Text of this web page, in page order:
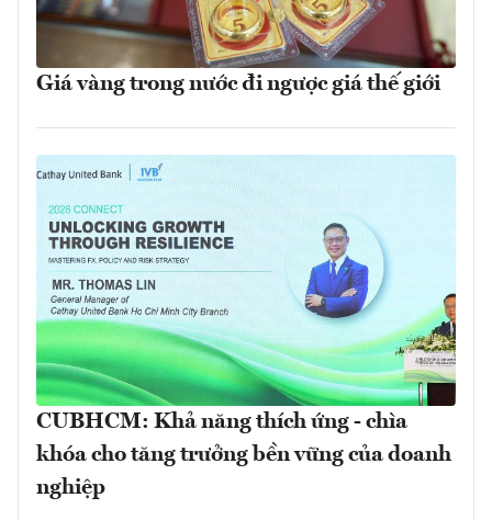
Giá vàng trong nước đi ngược giá thế giới
CUBHCM: Khả năng thích ứng - chìa
khóa cho tăng trưởng bền vững của doanh
nghiệp